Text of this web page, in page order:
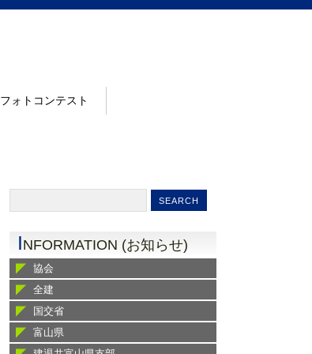
フォトコンテスト
INFORMATION (お知らせ)
協会
全建
国交省
富山県